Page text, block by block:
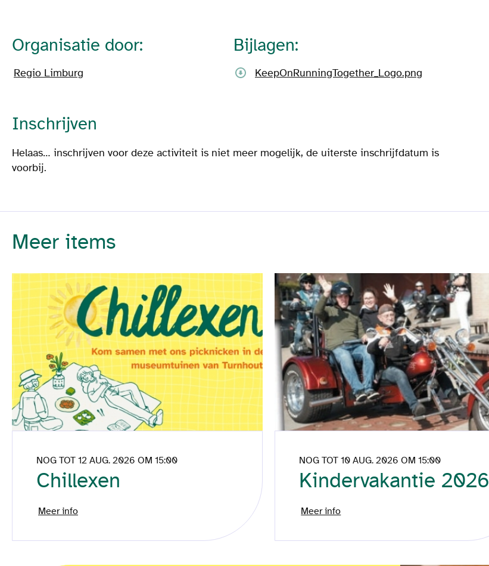
Organisatie door:
Regio Limburg
Bijlagen:
KeepOnRunningTogether_Logo.png
Inschrijven
Helaas… inschrijven voor deze activiteit is niet meer mogelijk, de uiterste inschrijfdatum is
voorbij.
Meer items
NOG TOT 12 AUG. 2026 OM 15:00
Chillexen
Meer info
NOG TOT 10 AUG. 2026 OM 15:00
Kindervakantie 2026
Meer info